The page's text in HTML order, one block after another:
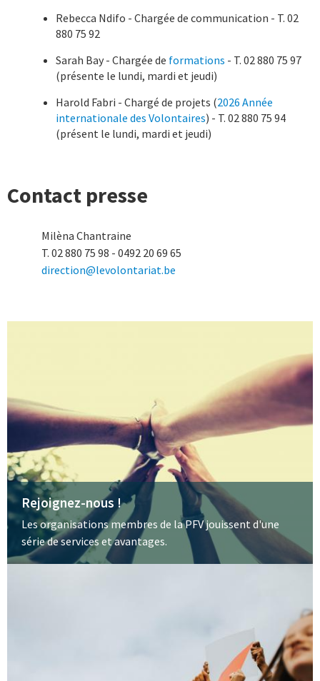
Rebecca Ndifo - Chargée de communication - T. 02
880 75 92
Sarah Bay - Chargée de formations - T. 02 880 75 97
(présente le lundi, mardi et jeudi)
Harold Fabri - Chargé de projets (2026 Année
internationale des Volontaires) - T. 02 880 75 94
(présent le lundi, mardi et jeudi)
Contact presse
Milèna Chantraine
T. 02 880 75 98 - 0492 20 69 65
direction@levolontariat.be
Rejoignez-nous !
Les organisations membres de la PFV jouissent d'une
série de services et avantages.